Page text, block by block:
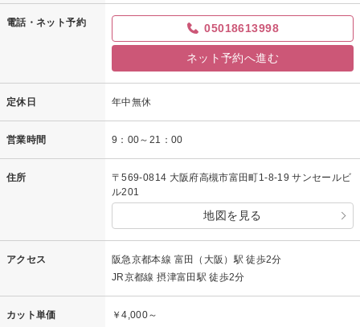
電話・ネット予約 05018613998
ネット予約へ進む
定休日 年中無休
営業時間 9：00～21：00
住所
〒569-0814 大阪府高槻市富田町1-8-19 サンセールビ
ル201
地図を見る
アクセス
阪急京都本線 富田（大阪）駅 徒歩2分
JR京都線 摂津富田駅 徒歩2分
カット単価 ￥4,000～